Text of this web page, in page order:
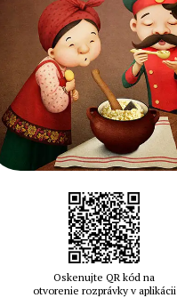
Oskenujte QR kód na
otvorenie rozprávky v aplikácii